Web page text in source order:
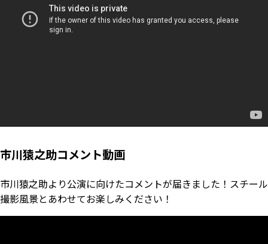
市川猿之助コメント動画
市川猿之助より公演に向けたコメントが届きました！スチール
撮影風景とあわせてお楽しみください！